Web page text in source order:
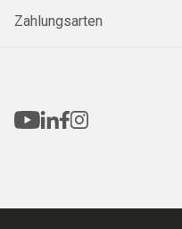
Zahlungsarten